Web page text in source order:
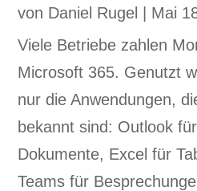
von Daniel Rugel Mai
Viele Betriebe zahlen
Microsoft 365. Genutzt
nur die Anwendungen,
bekannt sind: Outlook
Dokumente, Excel für
Teams für